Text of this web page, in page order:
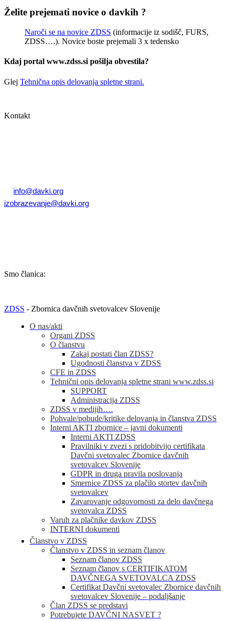
Želite prejemati novice o davkih ?
Naroči se na novice ZDSS (informacije iz sodišč, FURS,
ZDSS….). Novice boste prejemali 3 x tedensko
Kdaj portal www.zdss.si pošilja obvestila?
Glej Tehnična opis delovanja spletne strani.
Kontakt
info@davki.org
izobrazevanje@davki.org
Smo članica:
ZDSS - Zbornica davčnih svetovalcev Slovenije
O nas/akti
Organi ZDSS
O članstvu
Zakaj postati član ZDSS?
Ugodnosti članstva v ZDSS
CFE in ZDSS
Tehnični opis delovanja spletne strani www.zdss.si
SUPPORT
Administracija ZDSS
ZDSS v medijih….
Pohvale/pobude/kritike delovanja in članstva ZDSS
Interni AKTI zbornice – javni dokumenti
Interni AKTI ZDSS
Pravilniki v zvezi s pridobitvijo certifikata
Davčni svetovalec Zbornice davčnih
svetovalcev Slovenije
GDPR in druga pravila poslovanja
Smernice ZDSS za plačilo stortev davčnih
svetovalcev
Zavarovanje odgovornosti za delo davčnega
svetovalca ZDSS
Varuh za plačnike davkov ZDSS
INTERNI dokumenti
Članstvo v ZDSS
Članstvo v ZDSS in seznam članov
Seznam članov ZDSS
Seznam članov s CERTIFIKATOM
DAVČNEGA SVETOVALCA ZDSS
Certifikat Davčni svetovalec Zbornice davčnih
svetovalcev Slovenije – podaljšanje
Član ZDSS se predstavi
Potrebujete DAVČNI NASVET ?